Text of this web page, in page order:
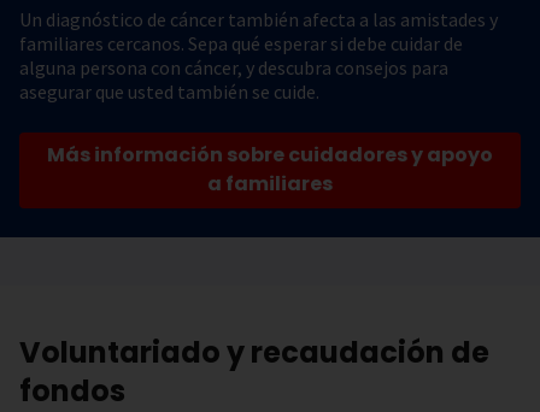
Un diagnóstico de cáncer también afecta a las amistades y
familiares cercanos. Sepa qué esperar si debe cuidar de
alguna persona con cáncer, y descubra consejos para
asegurar que usted también se cuide.
Más información sobre cuidadores y apoyo
a familiares
Voluntariado y recaudación de
fondos